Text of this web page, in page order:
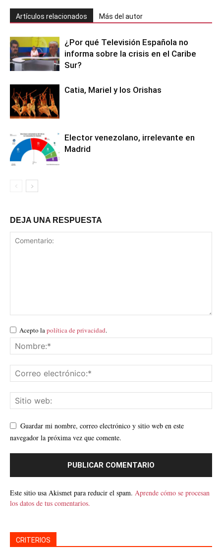
Artículos relacionados Más del autor
¿Por qué Televisión Española no
informa sobre la crisis en el Caribe
Sur?
Catia, Mariel y los Orishas
Elector venezolano, irrelevante en
Madrid
DEJA UNA RESPUESTA
Acepto lapolítica de privacidad.
Guardar mi nombre, correo electrónico y sitio web en este
navegador la próxima vez que comente.
Este sitio usa Akismet para reducir el spam. Aprende cómo se procesan
los datos de tus comentarios.
CRITERIOS